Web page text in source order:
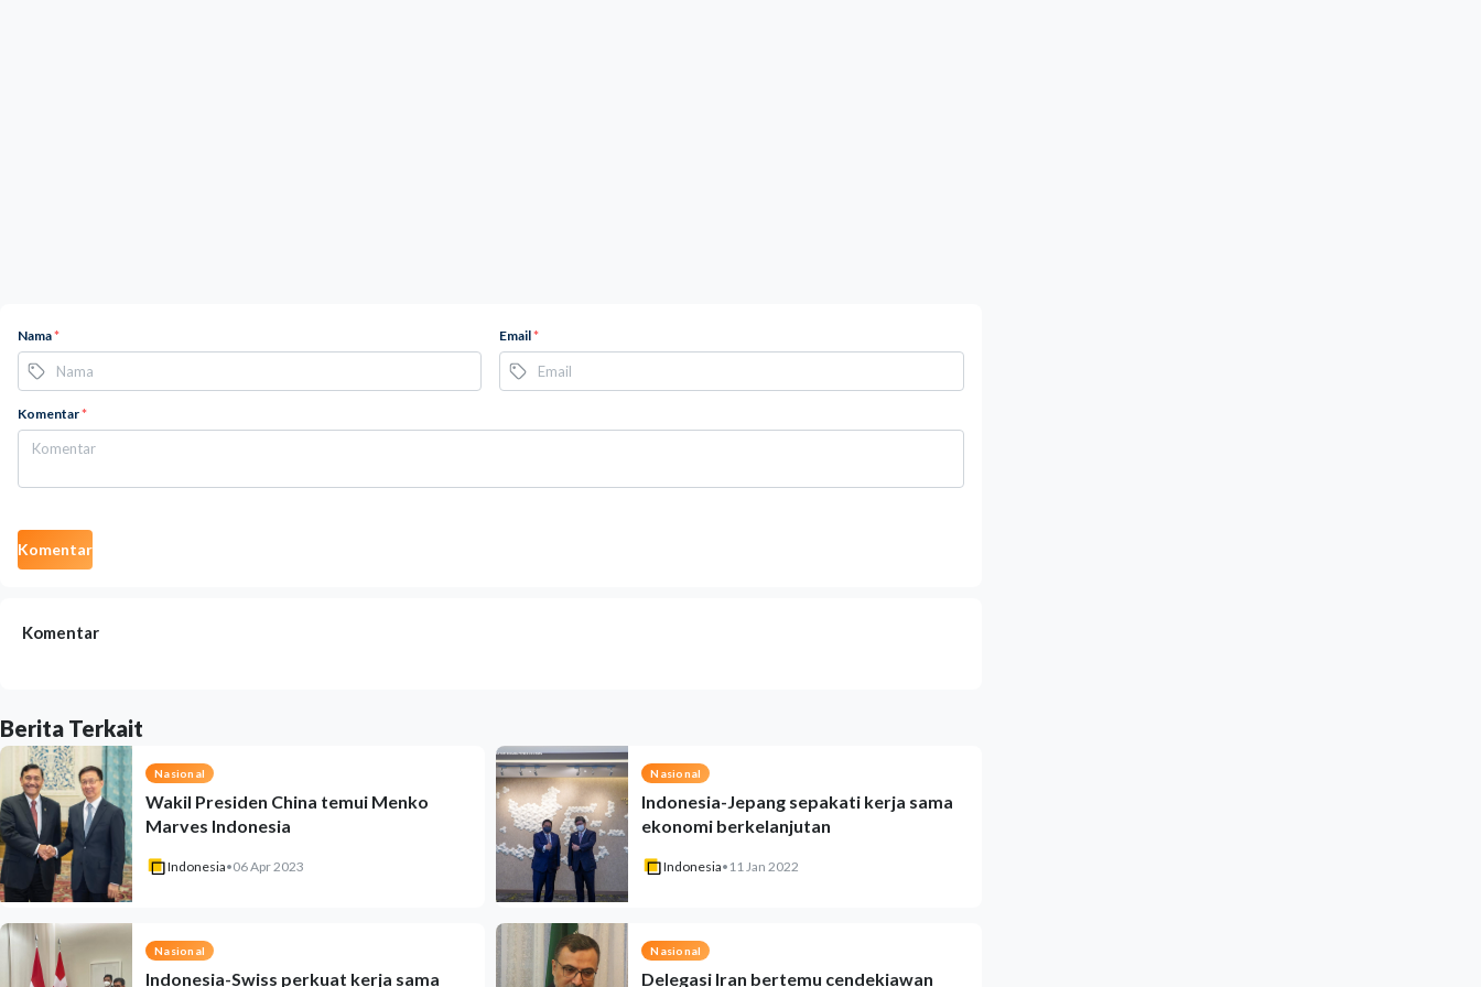
Nama* Email*
Komentar*
Komentar
Komentar
Berita Terkait
Nasional
Wakil Presiden China temui Menko
Marves Indonesia
Indonesia•06 Apr 2023
Nasional
Indonesia-Jepang sepakati kerja sama
ekonomi berkelanjutan
Indonesia• 11 Jan 2022
Nasional
Indonesia-Swiss perkuat kerja sama
Nasional
Delegasi Iran bertemu cendekiawan